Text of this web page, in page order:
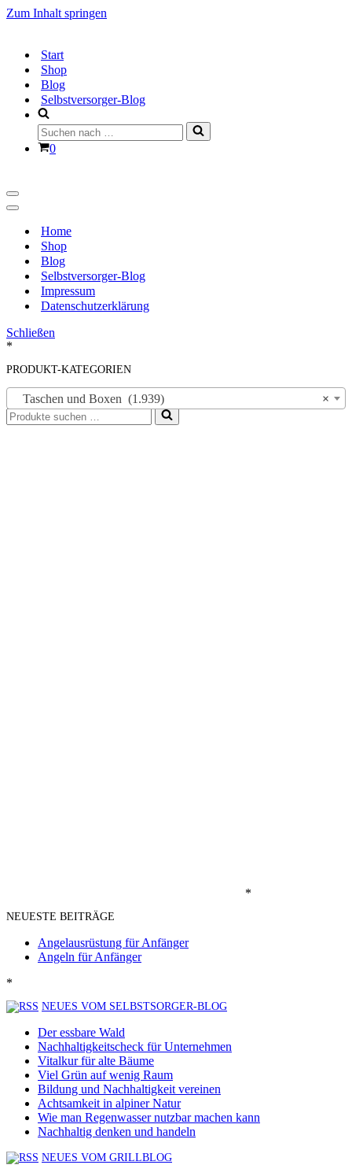
Zum Inhalt springen
Start
Shop
Blog
Selbstversorger-Blog
Suchen
nach …
Warenkorb
0
Navigationsmenü
Navigationsmenü
Home
Shop
Blog
Selbstversorger-Blog
Impressum
Datenschutzerklärung
Schließen
*
PRODUKT-KATEGORIEN
×
Taschen und Boxen (1.939)
Suchen
nach …
*
NEUESTE BEITRÄGE
Angelausrüstung für Anfänger
Angeln für Anfänger
*
NEUES VOM SELBSTSORGER-BLOG
Der essbare Wald
Nachhaltigkeitscheck für Unternehmen
Vitalkur für alte Bäume
Viel Grün auf wenig Raum
Bildung und Nachhaltigkeit vereinen
Achtsamkeit in alpiner Natur
Wie man Regenwasser nutzbar machen kann
Nachhaltig denken und handeln
NEUES VOM GRILLBLOG